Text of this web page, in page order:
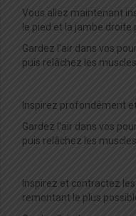
Vous allez maintenant
le pied et la jambe droite
Gardez l’air dans vos
puis relâchez les
Inspirez profondément
Gardez l’air dans vos
puis relâchez les
Inspirez et contractez
remontant le plus